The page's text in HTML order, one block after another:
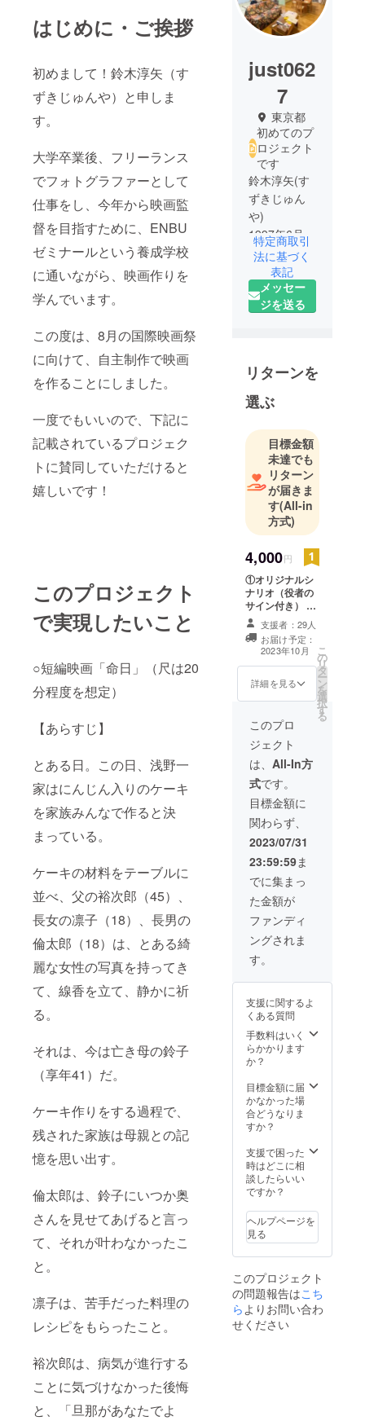
はじめに・ご挨拶
初めまして！鈴木淳矢（す
ずきじゅんや）と申しま
す。
大学卒業後、フリーランス
でフォトグラファーとして
仕事をし、今年から映画監
督を目指すために、ENBU
ゼミナールという養成学校
に通いながら、映画作りを
学んでいます。
この度は、8月の国際映画祭
に向けて、自主制作で映画
を作ることにしました。
一度でもいいので、下記に
記載されているプロジェク
トに賛同していただけると
嬉しいです！
このプロジェクト
で実現したいこと
○短編映画「命日」（尺は20
分程度を想定）
【あらすじ】
とある日。この日、浅野一
家はにんじん入りのケーキ
を家族みんなで作ると決
まっている。
ケーキの材料をテーブルに
並べ、父の裕次郎（45）、
長女の凛子（18）、長男の
倫太郎（18）は、とある綺
麗な女性の写真を持ってき
て、線香を立て、静かに祈
る。
それは、今は亡き母の鈴子
（享年41）だ。
ケーキ作りをする過程で、
残された家族は母親との記
憶を思い出す。
倫太郎は、鈴子にいつか奥
さんを見せてあげると言っ
て、それが叶わなかったこ
と。
凛子は、苦手だった料理の
レシピをもらったこと。
裕次郎は、病気が進行する
ことに気づけなかった後悔
と、「旦那があなたでよ
just062
7
東京都
初めてのプ
ロジェクト
です
鈴木淳矢(す
ずきじゅん
や)
1997年6月
27日生ま
れ A型
武蔵野大学
人間科学部
後、フリー
ランスの
フォトグラ
ファーへ、
現在、映画
監督を志
し、ENBUゼ
ミナール入
校。
特定商取引
法に基づく
表記
メッセー
ジを送る
リターンを
選ぶ
目標金額
未達でも
リターン
が届きま
す(All-in
方式)
4,000円
①オリジナルシ
ナリオ（役者の
サイン付き） ②
お礼の文面 ③完
成した短編映画
（限定公開にて
先出し） 以上3
点がリターンに
なります。
支援者：29人
お届け予定：
2023年10月
詳細を見る
こ
の
リ
タ
ー
ン
を
選
択
す
る
このプロ
ジェクト
は、 All-In方
式です。
目標金額に
関わらず、
2023/07/31
23:59:59ま
でに集まっ
た金額が
ファンディ
ングされま
す。
支援に関するよ
くある質問
手数料はいく
らかかります
か？
目標金額に届
かなかった場
合どうなりま
すか？
支援で困った
時はどこに相
談したらいい
ですか？
ヘルプページを
見る
このプロジェクト
の問題報告はこち
ら よりお問い合わ
せください